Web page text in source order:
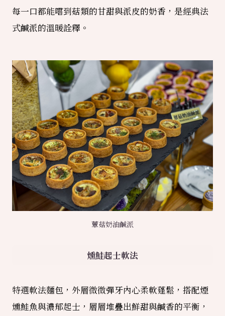
每一口都能嚐到菇類的甘甜與派皮的奶香，是經典法
式鹹派的溫暖詮釋。
蕈菇奶油鹹派
燻鮭起士軟法
特選軟法麵包，外層微微彈牙內心柔軟蓬鬆，搭配煙
燻鮭魚與濃郁起士，層層堆疊出鮮甜與鹹香的平衡，